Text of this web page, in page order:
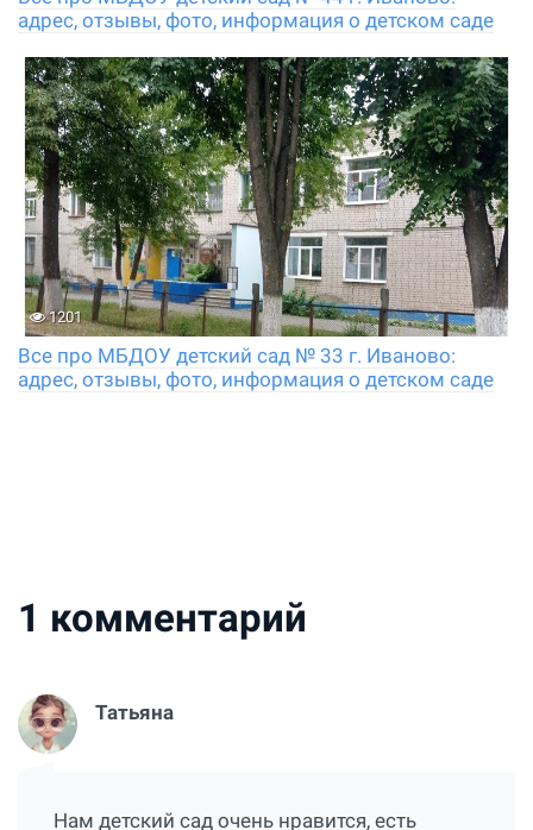
адрес, отзывы, фото, информация о детском саде
1201
Все про МБДОУ детский сад № 33 г. Иваново:
адрес, отзывы, фото, информация о детском саде
1 комментарий
Татьяна
Нам детский сад очень нравится, есть